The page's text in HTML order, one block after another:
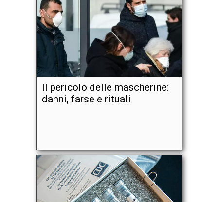
Il pericolo delle mascherine:
danni, farse e rituali